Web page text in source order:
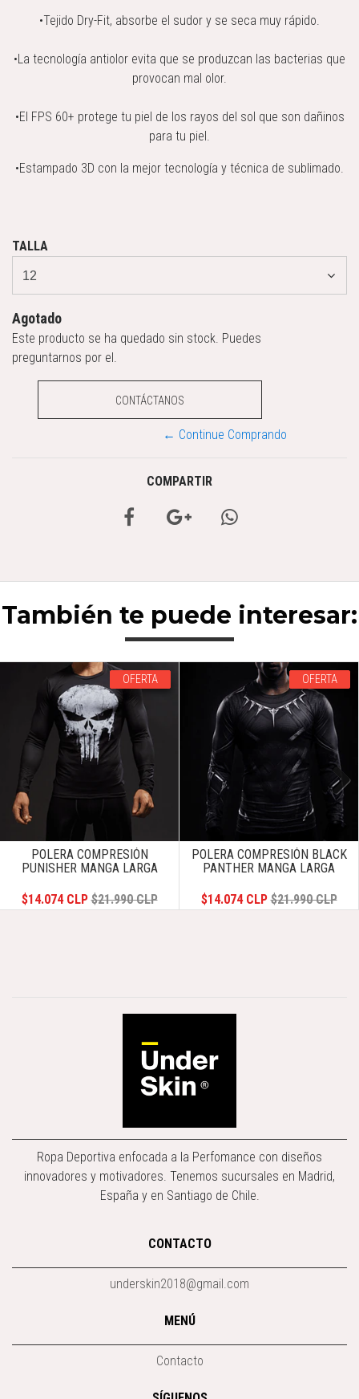
•Tejido Dry-Fit, absorbe el sudor y se seca muy rápido.
•La tecnología antiolor evita que se produzcan las bacterias que
provocan mal olor.
•El FPS 60+ protege tu piel de los rayos del sol que son dañinos
para tu piel.
•Estampado 3D con la mejor tecnología y técnica de sublimado.
TALLA
Agotado
Este producto se ha quedado sin stock. Puedes
preguntarnos por el.
CONTÁCTANOS
← Continue Comprando
COMPARTIR
También te puede interesar:
OFERTA
POLERA COMPRESIÓN
PUNISHER MANGA LARGA
$14.074 CLP $21.990 CLP
OFERTA
POLERA COMPRESIÓN BLACK
PANTHER MANGA LARGA
$14.074 CLP $21.990 CLP
Next
Ropa Deportiva enfocada a la Perfomance con diseños
innovadores y motivadores. Tenemos sucursales en Madrid,
España y en Santiago de Chile.
CONTACTO
underskin2018@gmail.com
MENÚ
Contacto